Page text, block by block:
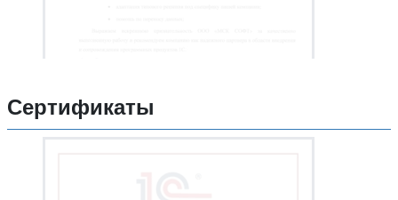
Сертификаты